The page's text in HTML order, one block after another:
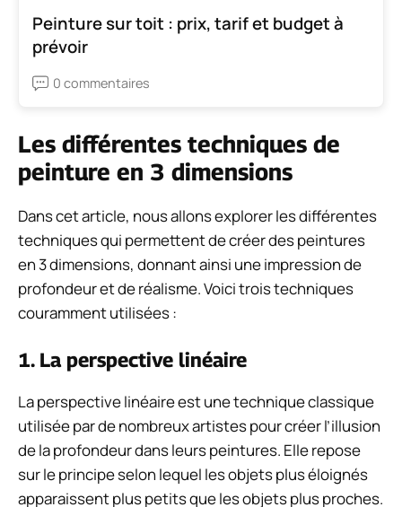
Peinture sur toit : prix, tarif et budget à
prévoir
0 commentaires
Les différentes techniques de
peinture en 3 dimensions
Dans cet article, nous allons explorer les différentes
techniques qui permettent de créer des peintures
en 3 dimensions, donnant ainsi une impression de
profondeur et de réalisme. Voici trois techniques
couramment utilisées :
1. La perspective linéaire
La perspective linéaire est une technique classique
utilisée par de nombreux artistes pour créer l’illusion
de la profondeur dans leurs peintures. Elle repose
sur le principe selon lequel les objets plus éloignés
apparaissent plus petits que les objets plus proches.